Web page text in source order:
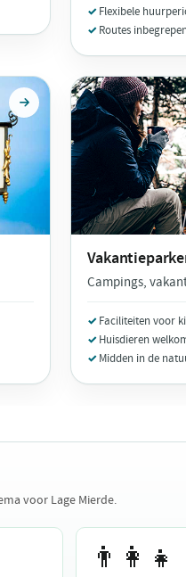
Flexibele
Routes
Campings,
Faciliteiten voor
Huisdieren
Midden in de
voor Lage Mierde.
👨‍👩‍👧